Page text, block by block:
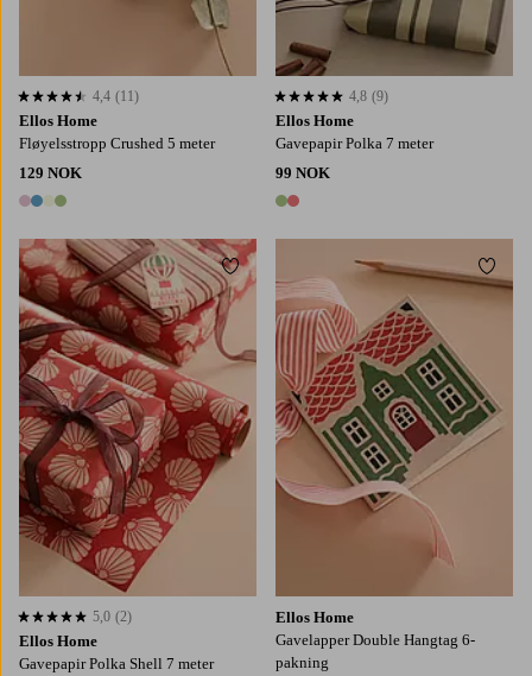
Ellos Home
Fløyelsstropp Crushed 5 meter
129 NOK
4 farger
4,4 basert på 11 karaktergivninger
4,4 (11)
Ellos Home
Gavepapir Polka 7 meter
99 NOK
2 farger
4,8 basert på 9 karaktergivninger
4,8 (9)
Ellos Home
Gavepapir Polka Shell 7 meter
5,0 basert på 2 karaktergivninger
5,0 (2)
Legg til favoritter
Ellos Home
Gavelapper Double Hangtag 6-
pakning